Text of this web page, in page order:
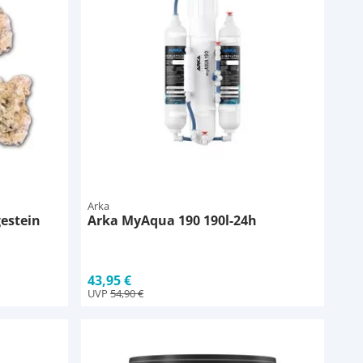
Arka
Arka MyAqua 190 190l-24h
43,95 €
UVP 54,90 €